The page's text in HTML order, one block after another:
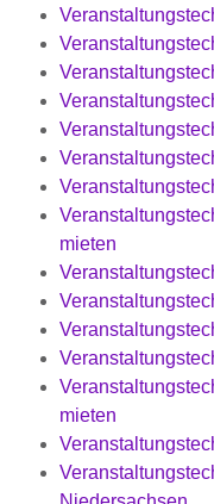
mieten
mieten